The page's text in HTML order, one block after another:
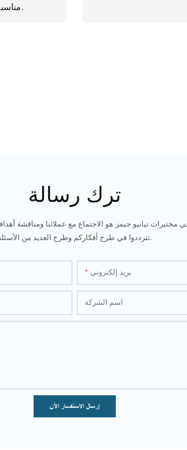
مناسبة للسوق.
ترك رسالة
تيانيو جيمز هو الاجتماع مع عملائنا ومناقشة
تترددوا في طرح أفكاركم وطرح العديد من الأسئلة.
بريد إلكتروني
اسم الشركة
إرسال الاستفسار الآن